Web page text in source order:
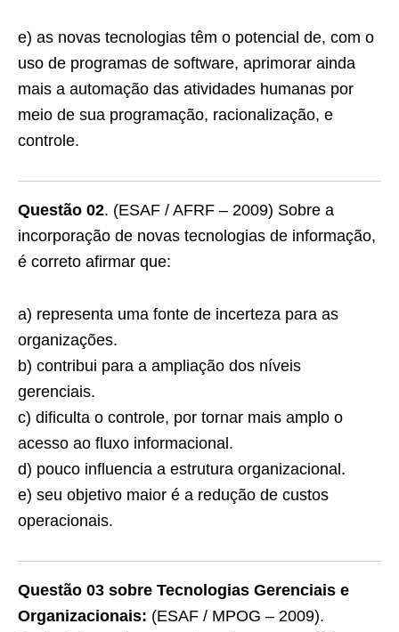
e) as novas tecnologias têm o potencial de, com o
uso de programas de software, aprimorar ainda
mais a automação das atividades humanas por
meio de sua programação, racionalização, e
controle.
Questão 02. (ESAF / AFRF – 2009) Sobre a
incorporação de novas tecnologias de informação,
é correto afirmar que:
a) representa uma fonte de incerteza para as
organizações.
b) contribui para a ampliação dos níveis
gerenciais.
c) dificulta o controle, por tornar mais amplo o
acesso ao fluxo informacional.
d) pouco influencia a estrutura organizacional.
e) seu objetivo maior é a redução de custos
operacionais.
Questão 03 sobre Tecnologias Gerenciais e
Organizacionais: (ESAF / MPOG – 2009).